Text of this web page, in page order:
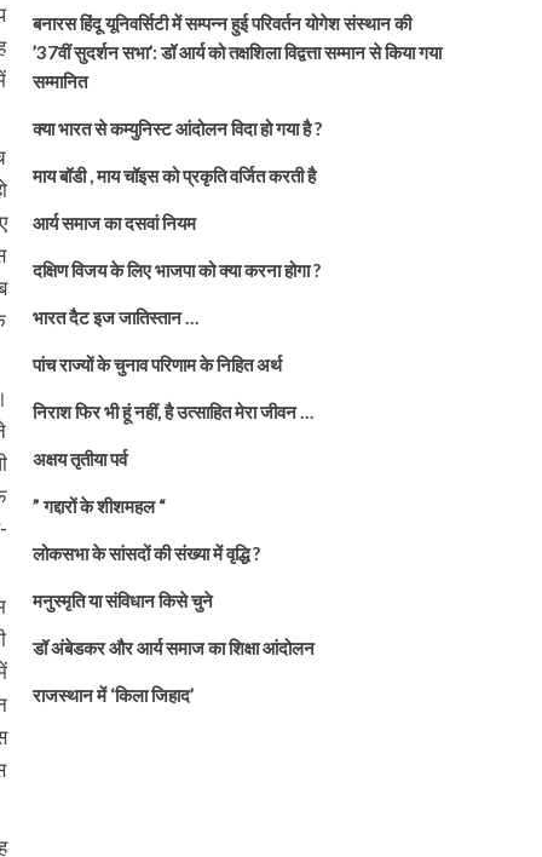
बनारस हिंदू यूनिवर्सिटी में सम्पन्न हुई परिवर्तन योगेश संस्थान की
’37वीं सुदर्शन सभा’: डॉ आर्य को तक्षशिला विद्वत्ता सम्मान से किया गया
सम्मानित
क्या भारत से कम्युनिस्ट आंदोलन विदा हो गया है ?
माय बॉडी , माय चॉइस को प्रकृति वर्जित करती है
आर्य समाज का दसवां नियम
दक्षिण विजय के लिए भाजपा को क्या करना होगा ?
भारत दैट इज जातिस्तान …
पांच राज्यों के चुनाव परिणाम के निहित अर्थ
निराश फिर भी हूं नहीं, है उत्साहित मेरा जीवन …
अक्षय तृतीया पर्व
” गद्दारों के शीशमहल “
लोकसभा के सांसदों की संख्या में वृद्धि ?
मनुस्मृति या संविधान किसे चुने
डॉ अंबेडकर और आर्य समाज का शिक्षा आंदोलन
राजस्थान में ‘किला जिहाद’